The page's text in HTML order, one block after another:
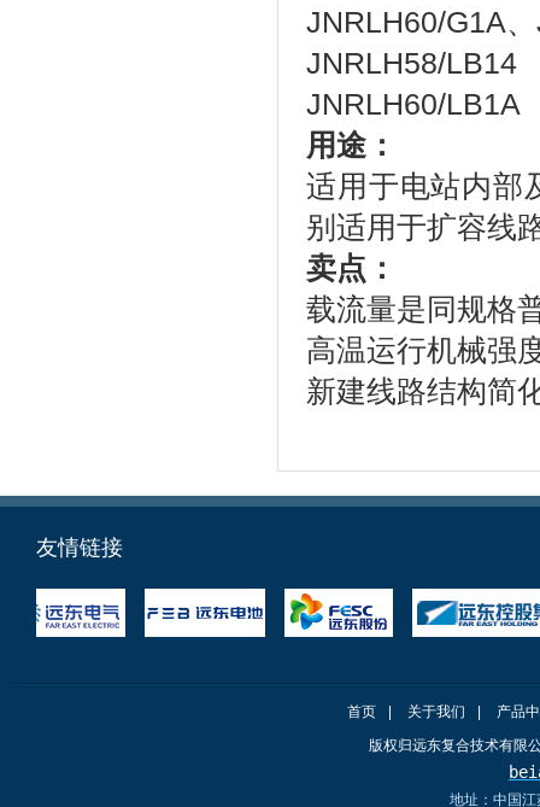
JNRLH60/G1A
JNRLH58/
JNRLH60/LB1A
用途：
适用于电站内部
别适用于扩容线
卖点：
载流量是同规格
高温运行机械强
新建线路结构简
友情链接
首页 关于我们
产品
版权归远东复合技术有限
地址：中国江